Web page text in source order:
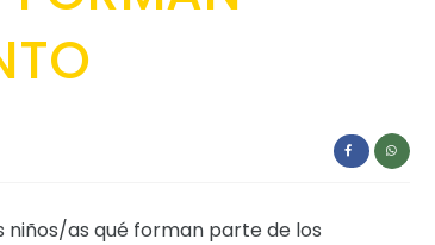
niños/as qué forman parte de los